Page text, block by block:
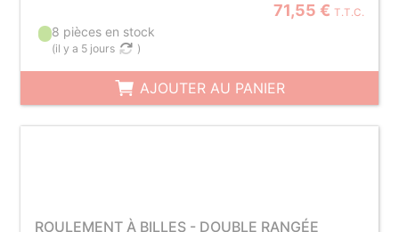
71,55 € T.T.C.
8 pièces en stock
(il y a 5 jours )
AJOUTER AU PANIER
ROULEMENT À BILLES - DOUBLE RANGÉE